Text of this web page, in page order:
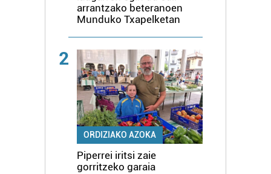
arrantzako beteranoen
Munduko Txapelketan
2
ORDIZIAKO AZOKA
Piperrei iritsi zaie
gorritzeko garaia